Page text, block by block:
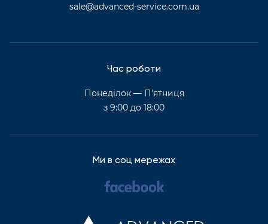
sale@advanced-service.com.ua
Час роботи
Понеділок — П'ятниця
з 9:00 до 18:00
Ми в соц мережах